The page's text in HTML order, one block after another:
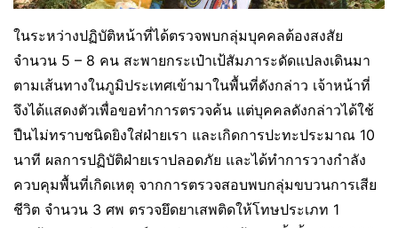
ในระหว่างปฏิบัติหน้าที่ได้ตรวจพบกลุ่มบุคคลต้องสงสัย
จำนวน 5 – 8 คน สะพายกระเป๋าเป้สัมภาระดัดแปลงเดินมา
ตามเส้นทางในภูมิประเทศเข้ามาในพื้นที่ดังกล่าว เจ้าหน้าที่
จึงได้แสดงตัวเพื่อขอทำการตรวจค้น แต่บุคคลดังกล่าวได้ใช้
ปืนไม่ทราบชนิดยิงใส่ฝ่ายเรา และเกิดการปะทะประมาณ 10
นาที ผลการปฏิบัติฝ่ายเราปลอดภัย และได้ทำการวางกำลัง
ควบคุมพื้นที่เกิดเหตุ จากการตรวจสอบพบกลุ่มขบวนการเสีย
ชีวิต จำนวน 3 ศพ ตรวจยึดยาเสพติดให้โทษประเภท 1